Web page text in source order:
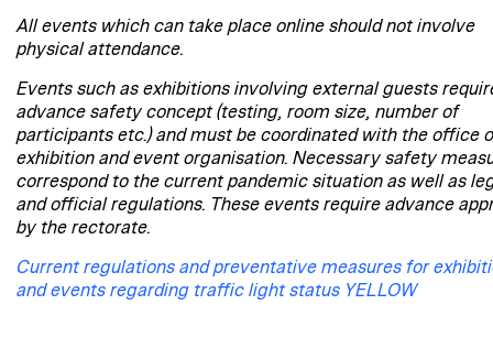
All events which can take place online should not involve
physical attendance.
Events such as exhibitions involving external guests
advance safety concept (testing, room size, number of
participants etc.) and must be coordinated with the office
exhibition and event organisation. Necessary safety
correspond to the current pandemic situation as well as
and official regulations. These events require advance
by the rectorate.
Current regulations and preventative measures for
and events regarding traffic light status YELLOW